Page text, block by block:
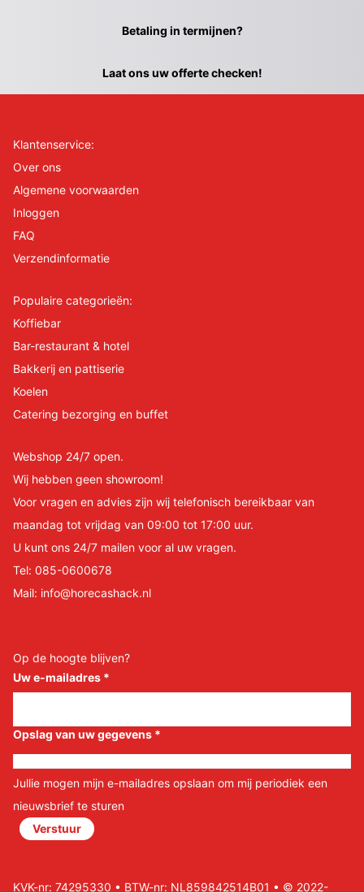
Betaling in termijnen?
Laat ons uw offerte checken!
Klantenservice:
Over ons
Algemene voorwaarden
Inloggen
FAQ
Verzendinformatie
Populaire categorieën:
Koffiebar
Bar-restaurant & hotel
Bakkerij en pattiserie
Koelen
Catering bezorging en buffet
Webshop 24/7 open.
Wij hebben geen showroom!
Voor vragen en advies zijn wij telefonisch bereikbaar van
maandag tot vrijdag van 09:00 tot 17:00 uur.
U kunt ons 24/7 mailen voor al uw vragen.
Tel: 085-0600678
Mail: info@horecashack.nl
Op de hoogte blijven?
Uw e-mailadres *
Opslag van uw gegevens *
Jullie mogen mijn e-mailadres opslaan om mij periodiek een
nieuwsbrief te sturen
Verstuur
KVK-nr: 74295330 • BTW-nr: NL859842514B01 • © 2022-